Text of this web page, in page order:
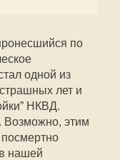
по
одной из
лет и
НКВД.
Возможно, этим
нашей